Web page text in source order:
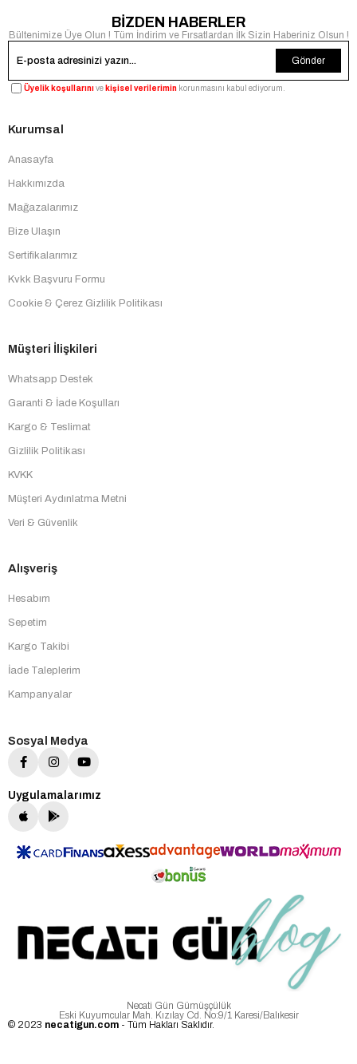
BİZDEN HABERLER
Bültenimize Üye Olun ! Tüm İndirim ve Fırsatlardan İlk Sizin Haberiniz Olsun !
Gönder
Üyelik koşullarınıve kişisel verilerimin korunmasını kabul ediyorum.
Kurumsal
Anasayfa
Hakkımızda
Mağazalarımız
Bize Ulaşın
Sertifikalarımız
Kvkk Başvuru Formu
Cookie & Çerez Gizlilik Politikası
Müşteri İlişkileri
Whatsapp Destek
Garanti & İade Koşulları
Kargo & Teslimat
Gizlilik Politikası
KVKK
Müşteri Aydınlatma Metni
Veri & Güvenlik
Alışveriş
Hesabım
Sepetim
Kargo Takibi
İade Taleplerim
Kampanyalar
Sosyal Medya
Uygulamalarımız
Necati Gün Gümüşçülük
Eski Kuyumcular Mah. Kızılay Cd. No:9/1 Karesi/Balıkesir
© 2023 necatigun.com - Tüm Hakları Saklıdır.